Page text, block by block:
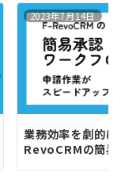
2023年7月14日
業務効率を劇的
RevoCRMの簡易